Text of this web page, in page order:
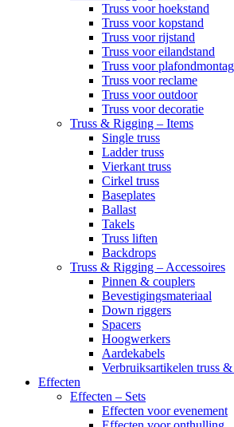
Truss voor hoekstand
Truss voor kopstand
Truss voor rijstand
Truss voor eilandstand
Truss voor
Truss voor reclame
Truss voor outdoor
Truss voor decoratie
Truss & Rigging – Items
Single truss
Ladder truss
Vierkant truss
Cirkel truss
Baseplates
Ballast
Takels
Truss liften
Backdrops
Truss & Rigging – Accessoires
Pinnen & couplers
Bevestigingsmateriaal
Down riggers
Spacers
Hoogwerkers
Aardekabels
Verbruiksartikelen truss
Effecten
Effecten – Sets
Effecten voor evenement